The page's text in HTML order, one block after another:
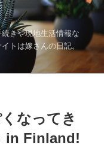
きや現地生活情報な
トは嫁さんの日記。
なってき
in Finland!